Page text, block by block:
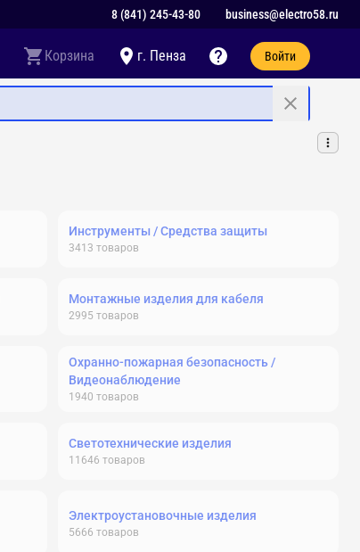
8 (841) 245-43-80 business@electro58.ru
Корзина г. Пенза Войти
Инструменты / Средства защиты
3413 товаров
Монтажные изделия для кабеля
2995 товаров
Охранно-пожарная безопасность /
Видеонаблюдение
1940 товаров
Светотехнические изделия
11646 товаров
Электроустановочные изделия
5666 товаров